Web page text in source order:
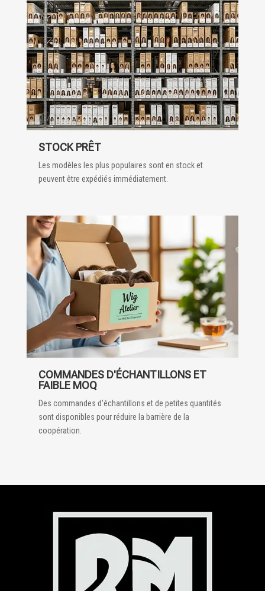
STOCK PRÊT
Les modèles les plus populaires sont en stock et
peuvent être expédiés immédiatement.
COMMANDES D'ÉCHANTILLONS ET
FAIBLE MOQ
Des commandes d'échantillons et de petites quantités
sont disponibles pour réduire la barrière de la
coopération.